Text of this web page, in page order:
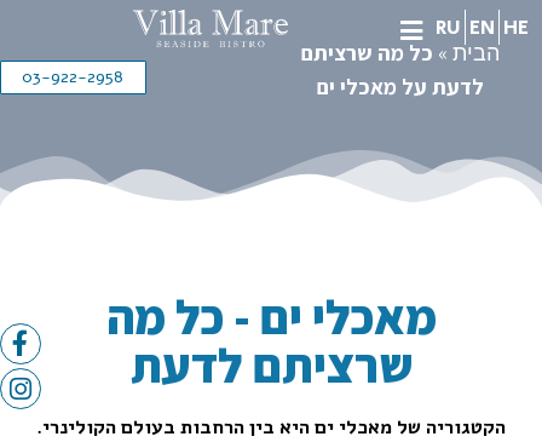
HE
EN
RU
03-922-2958
הבית » כל מה שרציתם
לדעת על מאכלי ים
מאכלי ים - כל מה
שרציתם לדעת
הקטגוריה של מאכלי ים היא בין הרחבות בעולם הקולינרי.